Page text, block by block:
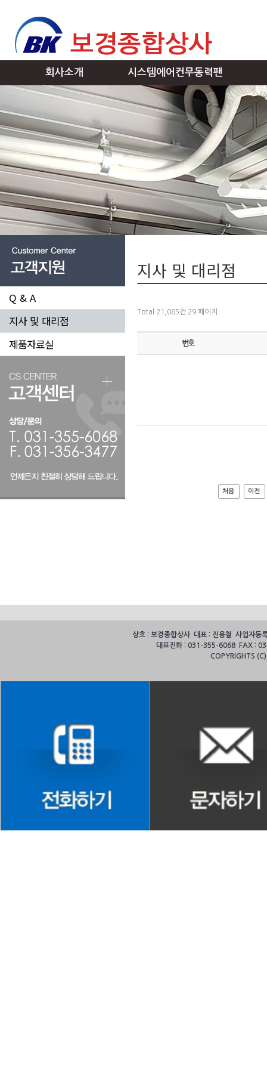
회사소개 시스템에어컨무동력팬
Q & A
지사 및 대리점
제품자료실
지사 및 대리점
Total 21,085건 29 페이지
번호
처음 이전
상호 : 보경종합상사 대표 : 진용철 사업자
대표전화 : 031-355-6068 FAX :
COPYRIGHTS (C)